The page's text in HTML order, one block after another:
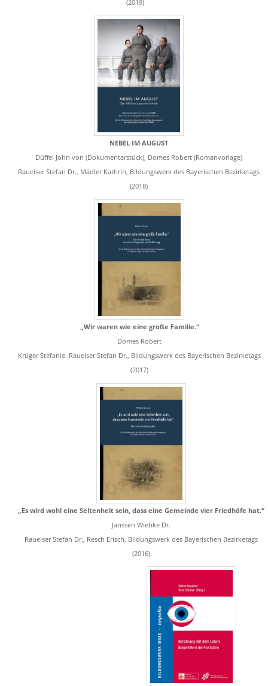
(2019)
NEBEL IM AUGUST
Düffel John von (Dokumentarstück), Domes Robert (Romanvorlage)
Raueiser Stefan Dr., Mädler Kathrin, Bildungswerk des Bayerischen Bezirketags
(2018)
„Wir waren wie eine große Familie.“
Domes Robert
Krüger Stefanie. Raueiser Stefan Dr., Bildungswerk des Bayerischen Bezirketags
(2017)
„Es wird wohl eine Seltenheit sein, dass eine Gemeinde vier Friedhöfe hat.“
Janssen Wiebke Dr.
Raueiser Stefan Dr., Resch Erisch, Bildungswerk des Bayerischen Bezirketags
(2016)